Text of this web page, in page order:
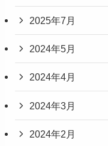
2025年7月
2024年5月
2024年4月
2024年3月
2024年2月